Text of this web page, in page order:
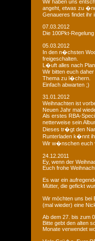
Wir haben uns
angeht, etwas zu
Genaueres findet ihr
07.03.2012
Die 100Pkt-
05.03.2012
In den n�chsten
freigeschalten.
L�uft alles nach
Wir bitten euch
Thema zu l�chern.
Einfach abwarten ;)
31.01.2012
Weihnachten ist
Neuen Jahr mal
Als erstes RBA-
netterweise sein
Dieses tr�gt den
Runterladen k�nnt
Wir w�nschen
24.12.2011
Ey, wenn der
Euch frohe
Es war ein
Mütter, die gefickt
Wir möchten uns bei
(mal wieder) eine
Ab dem 27. bis zum
Bitte gebt den alten
Monate verwendet